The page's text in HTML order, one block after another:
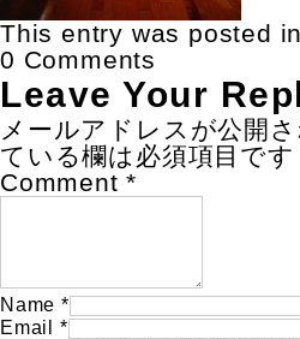
This entry was posted
0 Comments
Leave Your
メールアドレスが公開
ている欄は必須項目です
Comment *
Name *
Email
*